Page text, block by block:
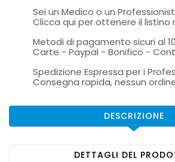
Sei un Medico o un
Clicca qui per ottenere il listino
Metodi di pagamento sicuri al
Carte - Paypal - Bonifico -
Spedizione Espressa per i
Consegna rapida, nessun
DESCRIZIONE
DETTAGLI DEL